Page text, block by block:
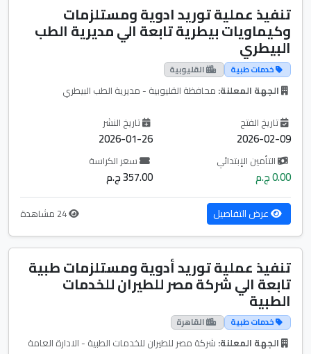
تنفيذ عملية توريد ادوية ومستلزمات
وكيماويات بيطرية تابعة الي مديرية الطب
البيطري
خدمات طبية القليوبية
الجهة المعلنة: محافظة القليوبية - مديرية الطب البيطري
تاريخ الفتح
2026-02-09
تاريخ النشر
2026-01-26
التأمين الإبتدائي
0.00 ج.م
سعر الكراسة
357.00 ج.م
عرض التفاصيل
تنفيذ عملية توريد أدوية ومستلزمات طبية
تابعة الي شركة مصر للطيران للخدمات
الطبية
خدمات طبية القاهرة
الجهة المعلنة: شركة مصر للطيران للخدمات الطبية - الادارة العامة